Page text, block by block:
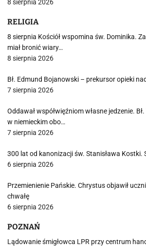
8 sierpnia 2026
RELIGIA
8 sierpnia Kościół wspomina św. Dominika.
miał bronić wiary…
8 sierpnia 2026
Bł. Edmund Bojanowski – prekursor opieki
7 sierpnia 2026
Oddawał współwięźniom własne jedzenie.
w niemieckim obo…
7 sierpnia 2026
300 lat od kanonizacji św. Stanisława Kostki.
6 sierpnia 2026
Przemienienie Pańskie. Chrystus objawił
chwałę
6 sierpnia 2026
POZNAŃ
Lądowanie śmigłowca LPR przy centrum